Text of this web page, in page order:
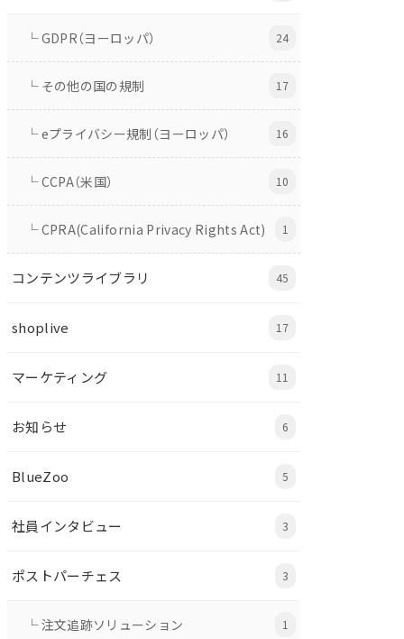
└ GDPR（ヨーロッパ） 24
└ その他の国の規制 17
└ eプライバシー規制（ヨーロッパ） 16
└ CCPA（米国） 10
└ CPRA(California Privacy Rights Act) 1
コンテンツライブラリ 45
shoplive 17
マーケティング 11
お知らせ 6
BlueZoo 5
社員インタビュー 3
ポストパーチェス 3
└ 注文追跡ソリューション 1